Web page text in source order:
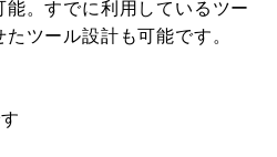
。すでに利用しているツー
ツール設計も可能です。